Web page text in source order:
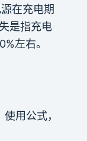
在充电期
是指充电
左右。
用公式，